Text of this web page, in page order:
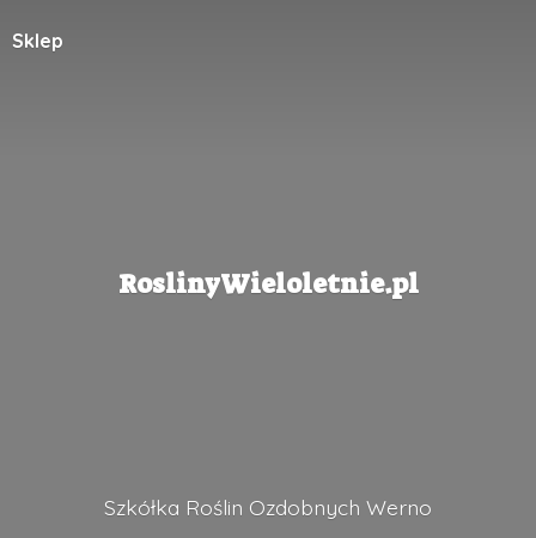
Sklep
RoslinyWieloletnie.pl
Szkółka Roślin Ozdobnych Werno